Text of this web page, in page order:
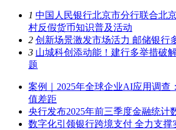
1 中国人民银行北京市分行联合北
村反假货币知识普及活动
2 创新场景激发市场活力 邮储银行
3 山城科创添动能！建行多举措破
题
案例｜2025年全球企业AI应用调查
值差距
央行发布2025年前三季度金融统计
数字化引领银行跨境支付 全力支撑